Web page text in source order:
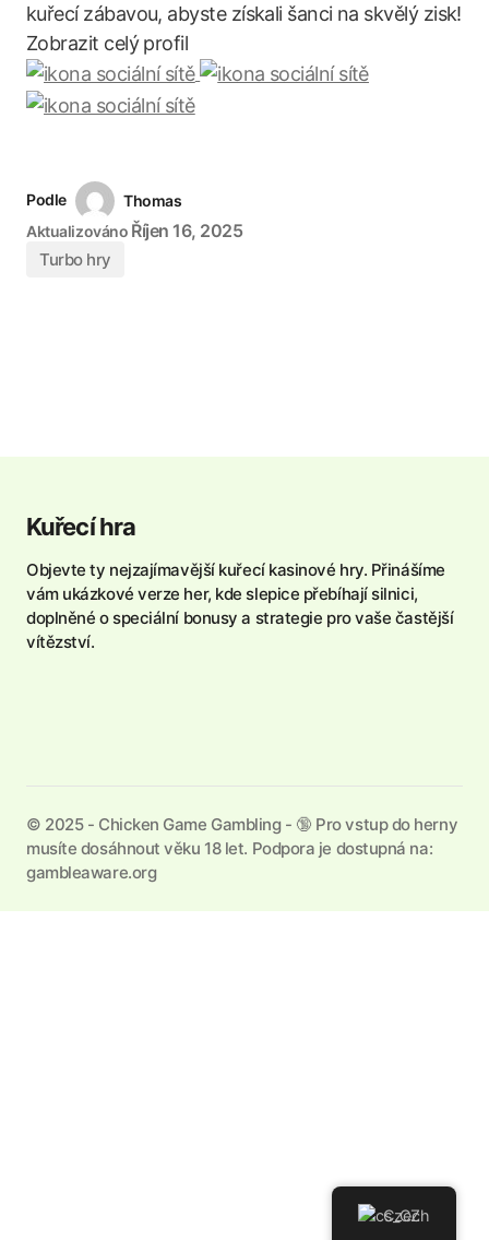
kuřecí zábavou, abyste získali šanci na skvělý zisk!
Zobrazit celý profil
Podle
Thomas
Aktualizováno Říjen 16, 2025
Turbo hry
Kuřecí hra
Objevte ty nejzajímavější kuřecí kasinové hry. Přinášíme
vám ukázkové verze her, kde slepice přebíhají silnici,
doplněné o speciální bonusy a strategie pro vaše častější
vítězství.
©️ 2025 - Chicken Game Gambling - 🔞 Pro vstup do herny
musíte dosáhnout věku 18 let. Podpora je dostupná na:
gambleaware.org
Czech